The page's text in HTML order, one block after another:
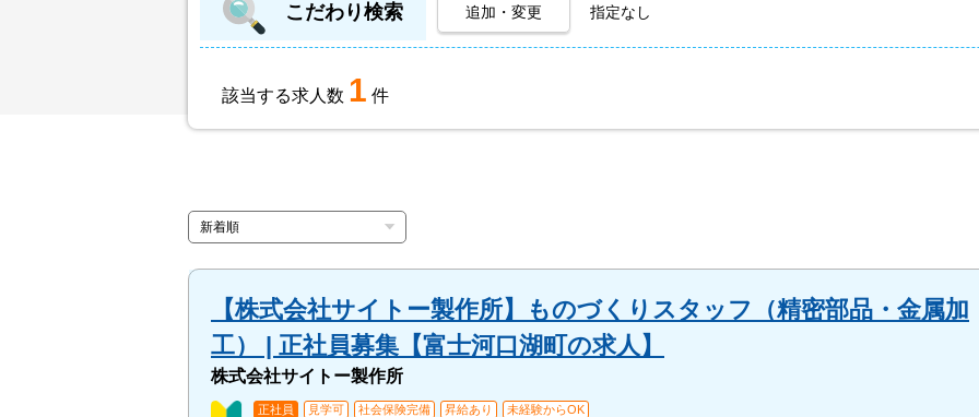
こだわり検索 追加・変更 指定なし
該当する求人数 1 件
【株式会社サイトー製作所】ものづくりスタッフ（精密部品・金属加
工） | 正社員募集【富士河口湖町の求人】
株式会社サイトー製作所
正社員 見学可 社会保険完備 昇給あり 未経験からOK